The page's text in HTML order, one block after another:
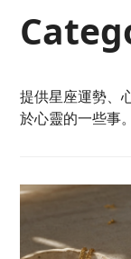
提供星座運勢、
於心靈的一些事。